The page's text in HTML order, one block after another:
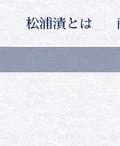
松浦漬とは